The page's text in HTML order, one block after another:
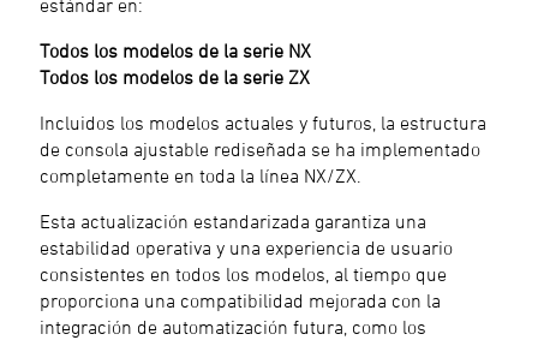
estándar en:
Todos los modelos de la serie NX
Todos los modelos de la serie ZX
Incluidos los modelos actuales y futuros, la estructura
de consola ajustable rediseñada se ha implementado
completamente en toda la línea NX/ZX.
Esta actualización estandarizada garantiza una
estabilidad operativa y una experiencia de usuario
consistentes en todos los modelos, al tiempo que
proporciona una compatibilidad mejorada con la
integración de automatización futura, como los